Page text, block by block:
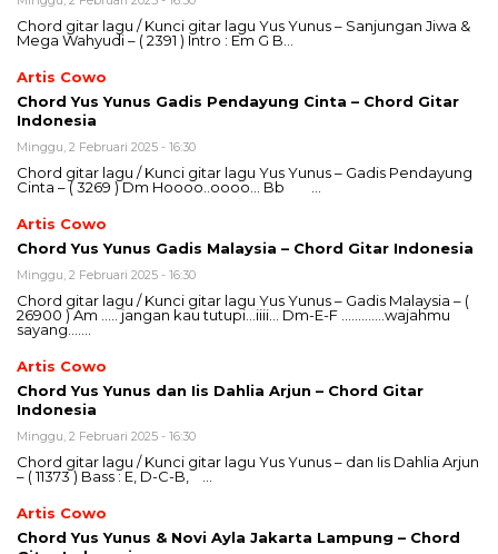
Chord gitar lagu / Kunci gitar lagu Yus Yunus – Sanjungan Jiwa &
Mega Wahyudi – ( 2391 ) Intro : Em G B…
Artis Cowo
Chord Yus Yunus Gadis Pendayung Cinta – Chord Gitar
Indonesia
Minggu, 2 Februari 2025 - 16:30
Chord gitar lagu / Kunci gitar lagu Yus Yunus – Gadis Pendayung
Cinta – ( 3269 ) Dm Hoooo..oooo… Bb …
Artis Cowo
Chord Yus Yunus Gadis Malaysia – Chord Gitar Indonesia
Minggu, 2 Februari 2025 - 16:30
Chord gitar lagu / Kunci gitar lagu Yus Yunus – Gadis Malaysia – (
26900 ) Am ….. jangan kau tutupi…iiii… Dm-E-F ………….wajahmu
sayang…….
Artis Cowo
Chord Yus Yunus dan Iis Dahlia Arjun – Chord Gitar
Indonesia
Minggu, 2 Februari 2025 - 16:30
Chord gitar lagu / Kunci gitar lagu Yus Yunus – dan Iis Dahlia Arjun
– ( 11373 ) Bass : E, D-C-B, …
Artis Cowo
Chord Yus Yunus & Novi Ayla Jakarta Lampung – Chord